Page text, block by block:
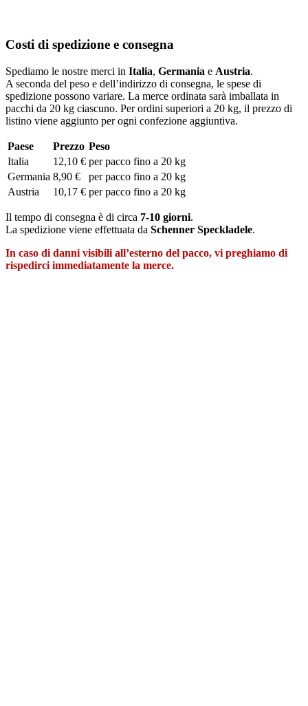
Costi di spedizione e consegna
Spediamo le nostre merci in Italia, Germania e Austria.
A seconda del peso e dell’indirizzo di consegna, le spese di
spedizione possono variare. La merce ordinata sarà imballata in
pacchi da 20 kg ciascuno. Per ordini superiori a 20 kg, il prezzo di
listino viene aggiunto per ogni confezione aggiuntiva.
Paese Prezzo Peso
Italia
12,10 € per pacco fino a 20 kg
Germania 8,90 €
per pacco fino a 20 kg
Austria
10,17 € per pacco fino a 20 kg
Il tempo di consegna è di circa 7-10 giorni.
La spedizione viene effettuata da Schenner Speckladele.
In caso di danni visibili all’esterno del pacco, vi preghiamo di
rispedirci immediatamente la merce.